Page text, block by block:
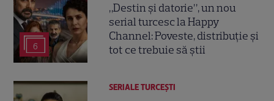
6
„Destin și datorie”, un nou
serial turcesc la Happy
Channel: Poveste, distribuție și
tot ce trebuie să știi
SERIALE TURCEŞTI